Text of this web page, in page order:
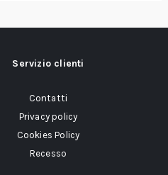
Servizio clienti
Contatti
Privacy policy
Cookies Policy
Recesso